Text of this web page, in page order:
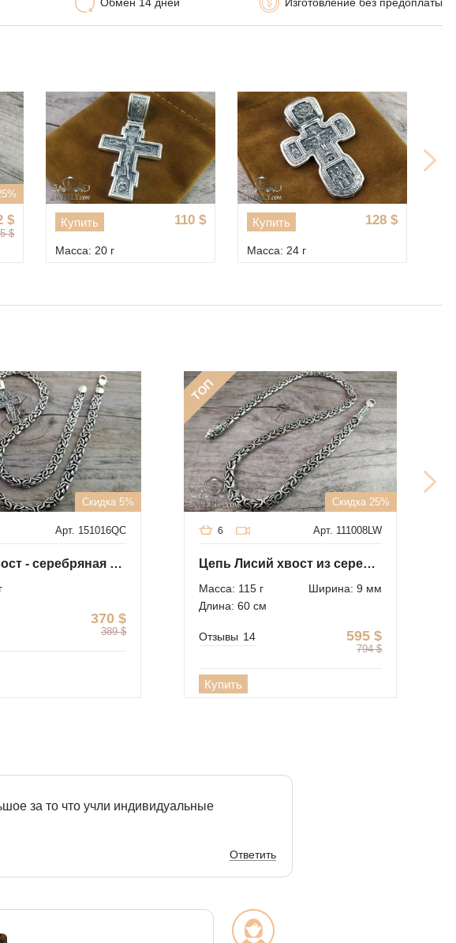
Скидка 15%
$
127 $
Скидка 25%
$
805 $
Масса: 125 г Масса: 8 г
Скидка 5%
Арт. 151016QC
Лисий хвост - серебряная цепочка c крестиком
370 $
389 $
ТОП
Скидка 25%
Арт. 111008LW
6
Цепь Лисий хвост из серебра с чернением
Масса: 115 г
Ширина: 9 мм
Длина: 60 см
595 $
794 $
Отзывы 14
Купить
за то что учли индивидуальные
Ответить